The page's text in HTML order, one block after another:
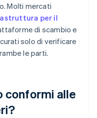
Molti mercati
per il
di scambio e
solo di verificare
le parti.
conformi alle